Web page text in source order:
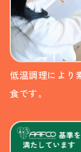
低温調理により
食です。